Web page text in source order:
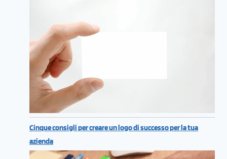
Cinque consigli per creare un logo di successo per la tua
azienda